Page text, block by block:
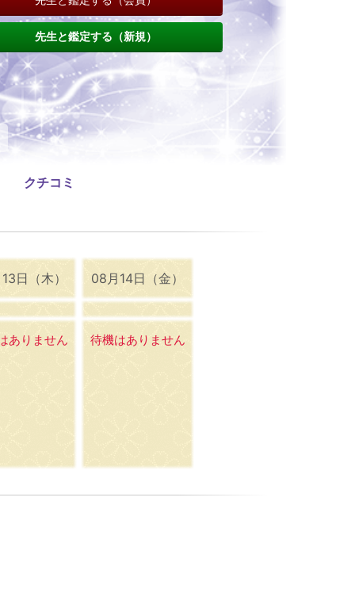
先生と鑑定する（新規）
クチコミ
日（木）
ありません
08月14日（金）
待機はありません